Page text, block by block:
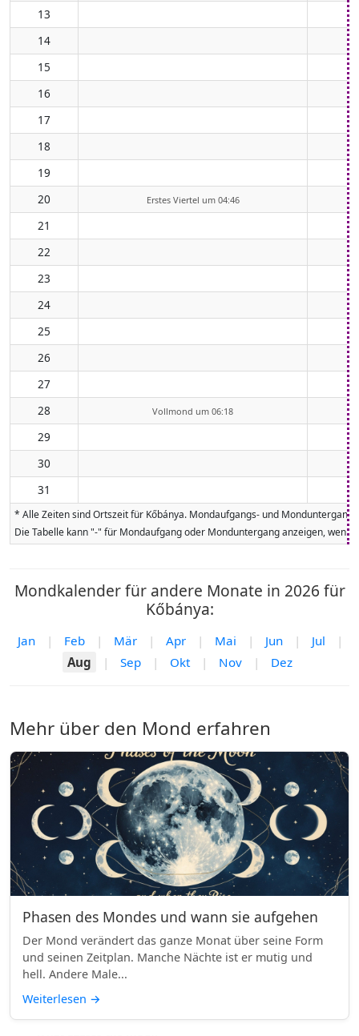
13
14
15
16
17
18
19
20
Erstes Viertel um 04:46
21
22
23
24
25
26
27
28
Vollmond um 06:18
29
30
31
* Alle Zeiten sind Ortszeit für Kőbánya. Mondaufgangs- und
Die Tabelle kann "-" für Mondaufgang oder Monduntergang anzeigen,
Mondkalender für andere Monate in 2026 für
Kőbánya:
Jan | Feb | Mär | Apr | Mai | Jun | Jul
|
Aug
| Sep | Okt | Nov | Dez
Mehr über den Mond erfahren
Phasen des Mondes und wann sie aufgehen
Der Mond verändert das ganze Monat über seine Form
und seinen Zeitplan. Manche Nächte ist er mutig und
hell. Andere Male...
Weiterlesen →